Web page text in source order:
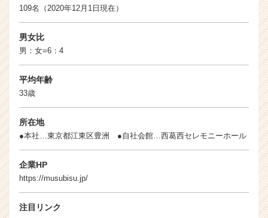
109名（2020年12月1日現在）
男女比
男：女=6：4
平均年齢
33歳
所在地
●本社…東京都江東区豊洲 ●自社会館…西葛西セレモニーホール
企業HP
https://musubisu.jp/
注目リンク